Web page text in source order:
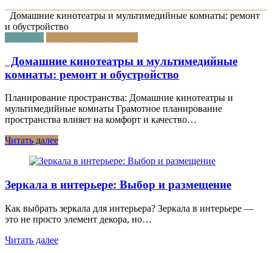
Домашние кинотеатры и мультимедийные комнаты: ремонт
и обустройство
Домашние кинотеатры и мультимедийные
комнаты: ремонт и обустройство
Планирование пространства: Домашние кинотеатры и
мультимедийные комнаты Грамотное планирование
пространства влияет на комфорт и качество…
Читать далее
Зеркала в интерьере: Выбор и размещение
Как выбрать зеркала для интерьера? Зеркала в интерьере —
это не просто элемент декора, но…
Читать далее